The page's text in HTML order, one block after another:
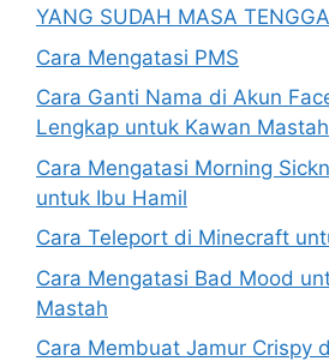
YANG SUDAH MASA
Cara Mengatasi PMS
Cara Ganti Nama di Akun
Lengkap untuk Kawan Mastah
Cara Mengatasi Morning
untuk Ibu Hamil
Cara Teleport di Minecraft
Cara Mengatasi Bad Mood
Mastah
Cara Membuat Jamur Crispy